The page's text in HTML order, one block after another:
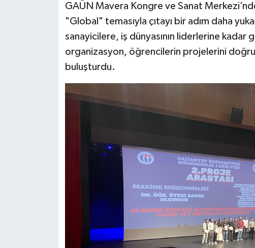
GAÜN Mavera Kongre ve Sanat
"Global" temasıyla çıtayı bir adım daha
sanayicilere, iş dünyasının liderlerine kadar
organizasyon, öğrencilerin projelerini
buluşturdu.